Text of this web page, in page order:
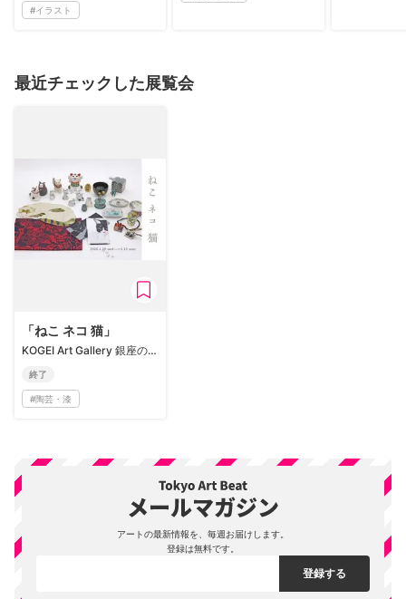
#イラスト
最近チェックした展覧会
「ねこ ネコ 猫」
KOGEI Art Gallery 銀座の金沢
終了
#陶芸・漆
アートの最新情報を、毎週お届けします。
登録は無料です。